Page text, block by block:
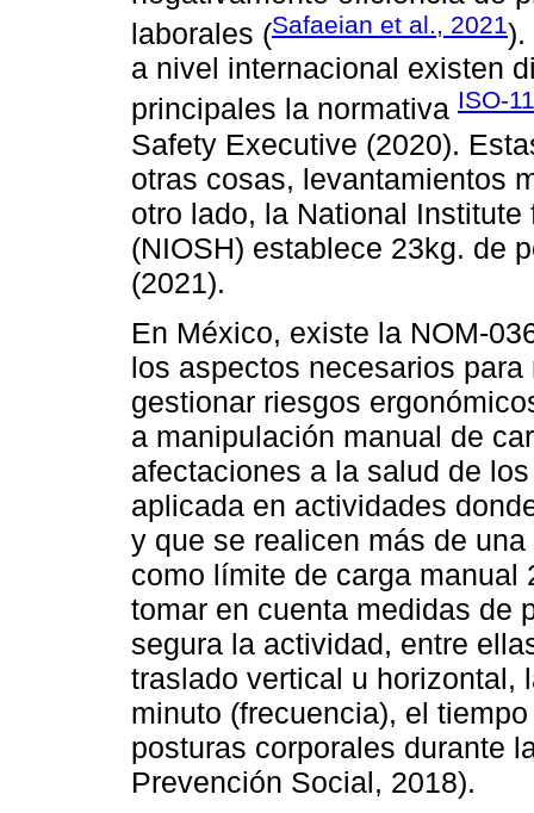
laborales (Safaeian et al., 2021).
a nivel internacional existen
principales la normativa ISO-
Safety Executive (2020).
otras cosas, levantamientos
otro lado, la National
(NIOSH) establece 23kg. de
(2021).
En México, existe la NOM-
los aspectos necesarios
gestionar riesgos
a manipulación manual de
afectaciones a la salud de
aplicada en actividades
y que se realicen más de
como límite de carga manual
tomar en cuenta medidas de
segura la actividad, entre
traslado vertical u horizontal,
minuto (frecuencia), el
posturas corporales durante
Prevención Social, 2018).